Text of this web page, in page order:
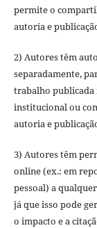
permite o
autoria e
2) Autores têm
separadamente,
trabalho
institucional ou
autoria e
3) Autores têm
online (ex.: em
pessoal) a
já que isso pode
o impacto e a